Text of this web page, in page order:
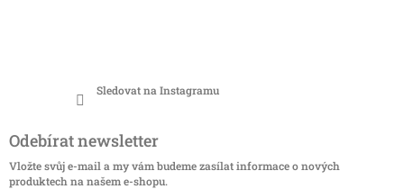
Sledovat na Instagramu
Odebírat newsletter
Vložte svůj e-mail a my vám budeme zasílat informace o nových
produktech na našem e-shopu.